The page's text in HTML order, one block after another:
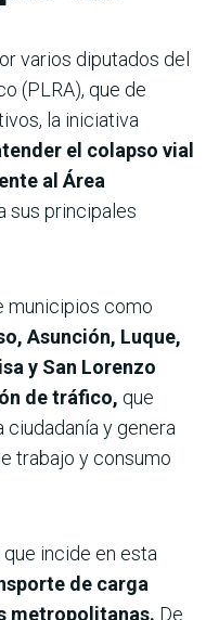
varios diputados del
(PLRA), que de
la iniciativa
el colapso vial
al Área
sus principales
municipios como
Asunción, Luque,
y San Lorenzo
de tráfico, que
ciudadanía y genera
trabajo y consumo
incide en esta
de carga
metropolitanas. De